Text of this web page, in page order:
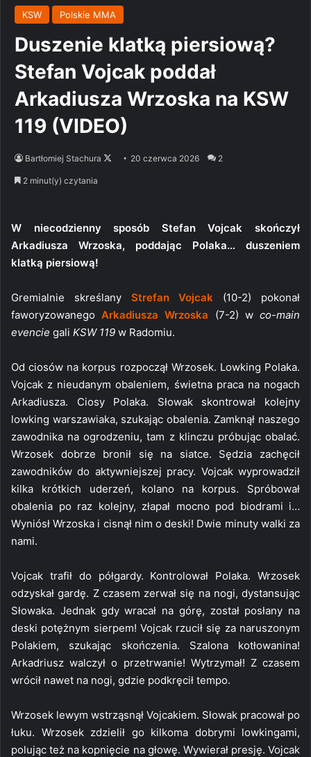
KSW Polskie MMA
Duszenie klatką piersiową?
Stefan Vojcak poddał
Arkadiusza Wrzoska na KSW
119 (VIDEO)
Bartłomiej Stachura
Follow20 czerwca 2026 2
2 minut(y) czytania
W niecodzienny sposób Stefan Vojcak skończył
Arkadiusza Wrzoska, poddając Polaka… duszeniem
klatką piersiową!
Gremialnie skreślany Strefan Vojcak (10-2) pokonał
faworyzowanegoArkadiusza Wrzoska (7-2) wco-main
evencie gali KSW 119 w Radomiu.
Od ciosów na korpus rozpoczął Wrzosek. Lowking Polaka.
Vojcak z nieudanym obaleniem, świetna praca na nogach
Arkadiusza. Ciosy Polaka. Słowak skontrował kolejny
lowking warszawiaka, szukając obalenia. Zamknął naszego
zawodnika na ogrodzeniu, tam z klinczu próbując obalać.
Wrzosek dobrze bronił się na siatce. Sędzia zachęcił
zawodników do aktywniejszej pracy. Vojcak wyprowadził
kilka krótkich uderzeń, kolano na korpus. Spróbował
obalenia po raz kolejny, złapał mocno pod biodrami i…
Wyniósł Wrzoska i cisnął nim o deski! Dwie minuty walki za
nami.
Vojcak trafił do półgardy. Kontrolował Polaka. Wrzosek
odzyskał gardę. Z czasem zerwał się na nogi, dystansując
Słowaka. Jednak gdy wracał na górę, został posłany na
deski potężnym sierpem! Vojcak rzucił się za naruszonym
Polakiem, szukając skończenia. Szalona kotłowanina!
Arkadriusz walczył o przetrwanie! Wytrzymał! Z czasem
wrócił nawet na nogi, gdzie podkręcił tempo.
Wrzosek lewym wstrząsnął Vojcakiem. Słowak pracował po
łuku. Wrzosek zdzielił go kilkoma dobrymi lowkingami,
polując też na kopnięcie na głowę. Wywierał presję. Vojcak